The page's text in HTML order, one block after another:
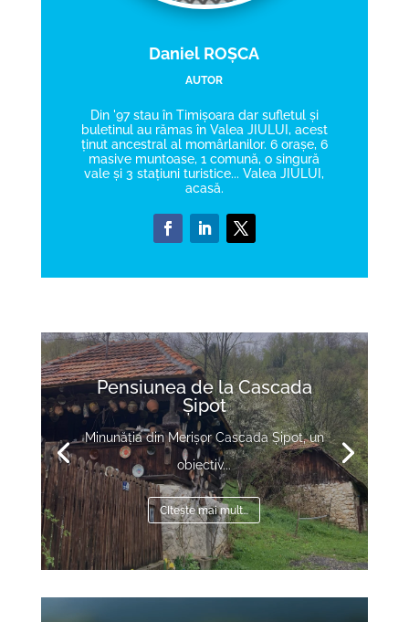
Daniel ROȘCA
AUTOR
Din '97 stau în Timișoara dar sufletul și
buletinul au rămas în Valea JIULUI, acest
ținut ancestral al momârlanilor. 6 orașe, 6
masive muntoase, 1 comună, o singură
vale și 3 stațiuni turistice... Valea JIULUI,
acasă.
Pensiunea de la Cascada
Șipot
Minunăția din Merișor Cascada Șipot, un
obiectiv...
CItește mai mult...